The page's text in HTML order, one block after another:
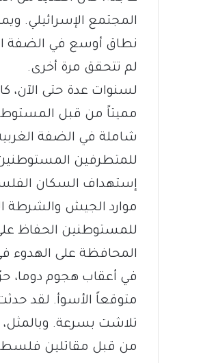
المجتمع الإسرائيلي.
نطاق أوسع في الضفة
لم تتحقق مرة أخرى.
لسنوات عدة حتى الآن،
مميتاً من قبل
شاملة في الضفة
إستهداف السكان
موارد الجيش والشرطة
للمستوطنين الحفاظ
المحافظة على الهدوء
في أعقاب هجوم دوما،
متوقعاً الأسوأ. لقد
تلاشت بسرعة. وبالمثل،
من قبل مقاتلين